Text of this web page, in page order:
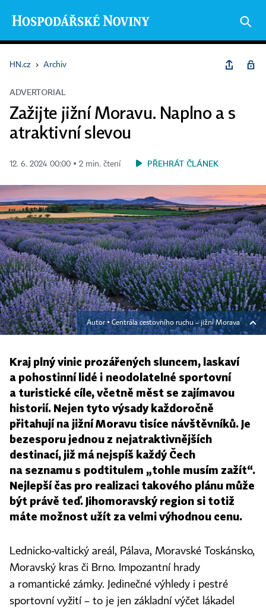
HN.cz › Archiv
ADVERTORIAL
Zažijte jižní Moravu. Naplno a s
atraktivní slevou
12. 6. 2024 00:00 ▪ 2 min. čtení PŘEHRÁT ČLÁNEK
Autor ▪Centrála cestovního ruchu – jižní Morava
Kraj plný vinic prozářených sluncem, laskaví
a pohostinní lidé i neodolatelné sportovní
a turistické cíle, včetně měst se zajímavou
historií. Nejen tyto výsady každoročně
přitahují na jižní Moravu tisíce návštěvníků. Je
bezesporu jednou z nejatraktivnějších
destinací, již má nejspíš každý Čech
na seznamu s podtitulem „tohle musím zažít“.
Nejlepší čas pro realizaci takového plánu může
být právě teď. Jihomoravský region si totiž
máte možnost užít za velmi výhodnou cenu.
Lednicko-valtický areál, Pálava, Moravské Toskánsko,
Moravský kras či Brno. Impozantní hrady
a romantické zámky. Jedinečné výhledy i pestré
sportovní vyžití – to je jen základní výčet lákadel